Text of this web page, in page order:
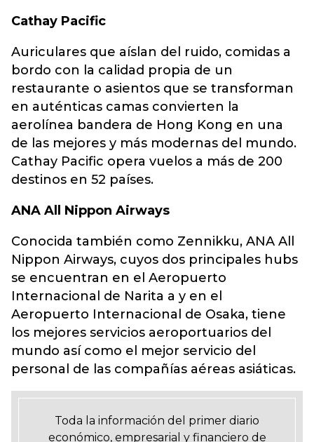
Cathay Pacific
Auriculares que aíslan del ruido, comidas a
bordo con la calidad propia de un
restaurante o asientos que se transforman
en auténticas camas convierten la
aerolínea bandera de Hong Kong en una
de las mejores y más modernas del mundo.
Cathay Pacific opera vuelos a más de 200
destinos en 52 países.
ANA All Nippon Airways
Conocida también como Zennikku, ANA All
Nippon Airways, cuyos dos principales hubs
se encuentran en el Aeropuerto
Internacional de Narita a y en el
Aeropuerto Internacional de Osaka, tiene
los mejores servicios aeroportuarios del
mundo así como el mejor servicio del
personal de las compañías aéreas asiáticas.
Toda la información del primer diario
económico, empresarial y financiero de